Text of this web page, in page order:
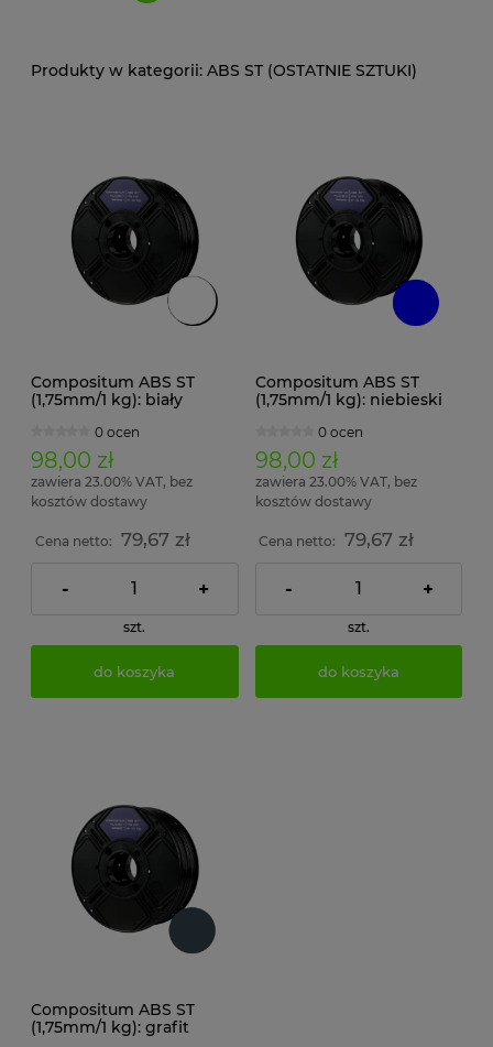
ABS ST (OSTATNIE SZTUKI)
Compositum ABS ST
(1,75mm/1 kg): biały
0 ocen
98,00 zł
zawiera 23.00% VAT, bez
kosztów dostawy
Cena netto: 79,67 zł
- +
szt.
do koszyka
Compositum ABS ST
(1,75mm/1 kg): niebieski
0 ocen
98,00 zł
zawiera 23.00% VAT, bez
kosztów dostawy
Cena netto: 79,67 zł
- +
szt.
do koszyka
Compositum ABS ST
(1,75mm/1 kg): grafit